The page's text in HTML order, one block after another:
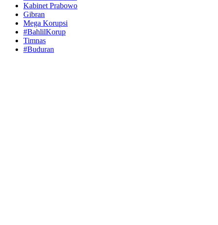
Kabinet Prabowo
Gibran
Mega Korupsi
#BahlilKorup
Timnas
#Buduran